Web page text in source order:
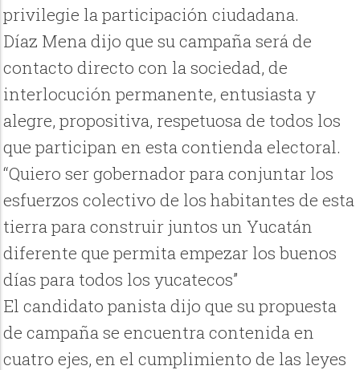
privilegie la participación ciudadana.
Díaz Mena dijo que su campaña será de
contacto directo con la sociedad, de
interlocución permanente, entusiasta y
alegre, propositiva, respetuosa de todos los
que participan en esta contienda electoral.
“Quiero ser gobernador para conjuntar los
esfuerzos colectivo de los habitantes de esta
tierra para construir juntos un Yucatán
diferente que permita empezar los buenos
días para todos los yucatecos”
El candidato panista dijo que su propuesta
de campaña se encuentra contenida en
cuatro ejes, en el cumplimiento de las leyes